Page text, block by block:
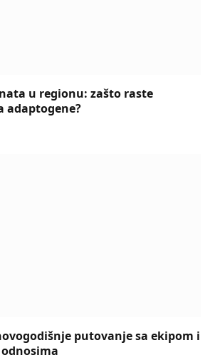
u regionu: zašto raste
adaptogene?
putovanje sa ekipom i